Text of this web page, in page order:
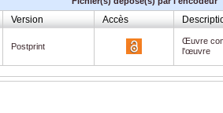
Version Accès
Postprint
Œuvre
l'œuvre